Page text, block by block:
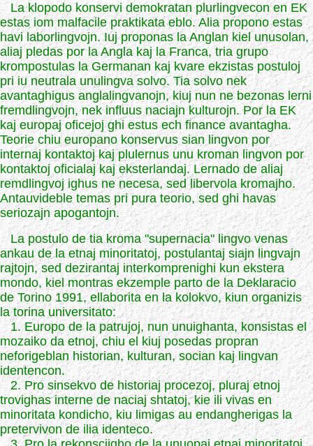
La klopodo konservi demokratan plurlingvecon en EK
estas iom malfacile praktikata eblo. Alia propono estas
havi laborlingvojn. Iuj proponas la Anglan kiel unusolan,
aliaj pledas por la Angla kaj la Franca, tria grupo
krompostulas la Germanan kaj kvare ekzistas postuloj
pri iu neutrala unulingva solvo. Tia solvo nek
avantaghigus anglalingvanojn, kiuj nun ne bezonas lerni
fremdlingvojn, nek influus naciajn kulturojn. Por la EK
kaj europaj oficejoj ghi estus ech finance avantagha.
Teorie chiu europano konservus sian lingvon por
internaj kontaktoj kaj plulernus unu kroman lingvon por
kontaktoj oficialaj kaj eksterlandaj. Lernado de aliaj
remdlingvoj ighus ne necesa, sed libervola kromajho.
Antauvideble temas pri pura teorio, sed ghi havas
seriozajn apogantojn.
La postulo de tia kroma "supernacia" lingvo venas
ankau de la etnaj minoritatoj, postulantaj siajn lingvajn
rajtojn, sed dezirantaj interkomprenighi kun ekstera
mondo, kiel montras ekzemple parto de la Deklaracio
de Torino 1991, ellaborita en la kolokvo, kiun organizis
la torina universitato:
1. Europo de la patrujoj, nun unuighanta, konsistas el
mozaiko da etnoj, chiu el kiuj posedas propran
neforigeblan historian, kulturan, socian kaj lingvan
identencon.
2. Pro sinsekvo de historiaj procezoj, pluraj etnoj
trovighas interne de naciaj shtatoj, kie ili vivas en
minoritata kondicho, kiu limigas au endangherigas la
pretervivon de ilia identeco.